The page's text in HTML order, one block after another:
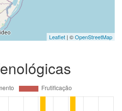
Leaflet | ©OpenStreetMap